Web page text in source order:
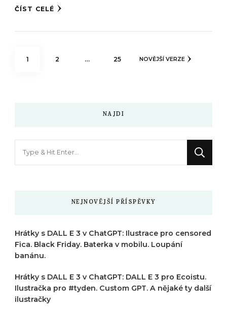
ČÍST CELÉ
Stránkování
STRÁNKA
1 STRÁNKA
2 … STRÁNKA
25 NOVĚJŠÍ VERZE
NAJDI
NEJNOVĚJŠÍ PŘÍSPĚVKY
Hrátky s DALL E 3 v ChatGPT: Ilustrace pro censored
Fica. Black Friday. Baterka v mobilu. Loupání
banánu.
Hrátky s DALL E 3 v ChatGPT: DALL E 3 pro Ecoistu.
Ilustračka pro #tyden. Custom GPT. A nějaké ty další
ilustračky